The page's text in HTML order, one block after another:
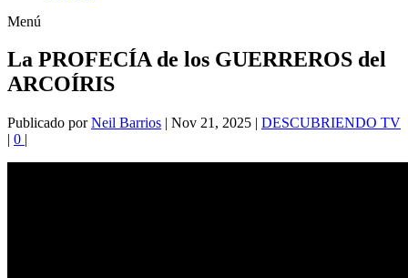
Menú
La PROFECÍA de los GUERREROS del
ARCOÍRIS
Publicado porNeil Barrios | Nov 21, 2025 | DESCUBRIENDO TV
| 0 |